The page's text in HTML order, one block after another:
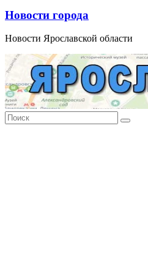
Новости города
Новости Ярославской области